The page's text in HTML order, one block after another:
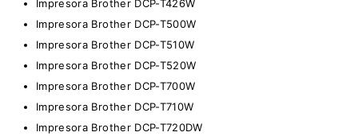
Impresora Brother DCP-T426W
Impresora Brother DCP-T500W
Impresora Brother DCP-T510W
Impresora Brother DCP-T520W
Impresora Brother DCP-T700W
Impresora Brother DCP-T710W
Impresora Brother DCP-T720DW